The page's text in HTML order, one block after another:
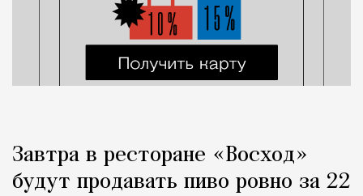
Завтра в ресторане «Восход»
будут продавать пиво ровно за 22